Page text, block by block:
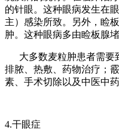
的针眼。这种眼病发生在
主）感染所致。另外，睑
肿。这种眼病多由睑板腺堵
大多数麦粒肿患者需要
排脓、热敷、药物治疗；
素、手术切除以及中医中药
4.干眼症